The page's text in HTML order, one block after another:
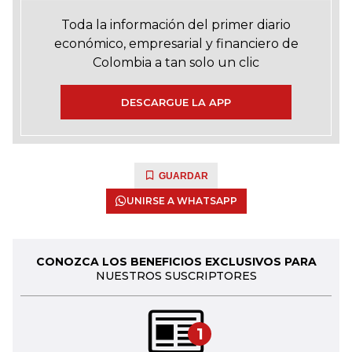
Toda la información del primer diario
económico, empresarial y financiero de
Colombia a tan solo un clic
DESCARGUE LA APP
GUARDAR
UNIRSE A WHATSAPP
CONOZCA LOS BENEFICIOS EXCLUSIVOS PARA
NUESTROS SUSCRIPTORES
1